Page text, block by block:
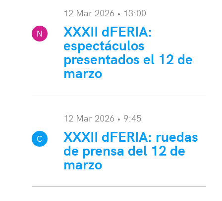
12 Mar 2026 • 13:00
N
ota: XXXII dFERIA:
espectáculos
presentados el 12 de
marzo
12 Mar 2026 • 9:45
C
onvocatoria:XXXII dFERIA: ruedas
de prensa del 12 de
marzo